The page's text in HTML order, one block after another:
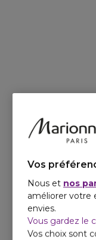
Vos
Nous et nos
améliorer votre
envies.
Vous gardez le
Vos choix sont